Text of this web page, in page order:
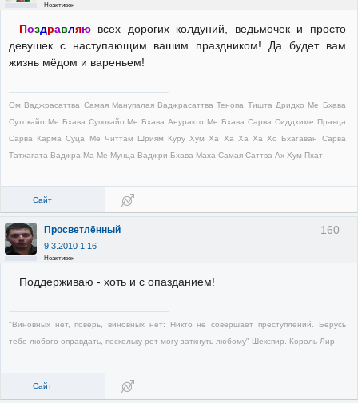
Неактивен
Поздравляювсех дорогих колдуний, ведьмочек и просто
девушек с наступающим вашим праздником! Да будет вам
жизнь мёдом и вареньем!
Ом Ваджрасаттва Самая Манупалая Ваджрасаттва Тенопа Тишта Дридхо Ме Бхава
Сутокайо Ме Бхава Супокайо Ме Бхава Ануракто Ме Бхава Сарва Сиддхиме Праяца
Сарва Карма Суца Ме Читтам Шриям Куру Хум Ха Ха Ха Ха Хо Бхагаван Сарва
Татхагата Ваджра Ма Ме Мунца Ваджри Бхава Маха Самая Саттва Ах Хум Пхат
Сайт
160
Просветлённый
9.3.2010 1:16
Неактивен
Поддерживаю - хоть и с опазданием!
"Виновных нет, поверь, виновных нет: Никто не совершает преступлений. Берусь
тебе любого оправдать, поскольку рот могу заткнуть любому" Шекспир. Король Лир
Сайт